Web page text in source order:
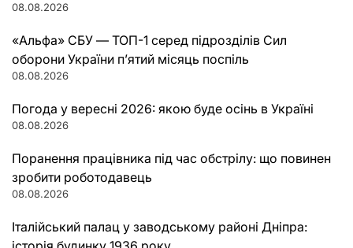
08.08.2026
«Альфа» СБУ — ТОП-1 серед підрозділів Сил
оборони України п’ятий місяць поспіль
08.08.2026
Погода у вересні 2026: якою буде осінь в Україні
08.08.2026
Поранення працівника під час обстрілу: що повинен
зробити роботодавець
08.08.2026
Італійський палац у заводському районі Дніпра: